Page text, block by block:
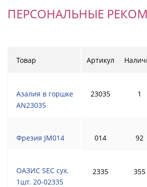
ПЕРСОНАЛЬНЫЕ
Товар
Азалия в горшке
AN23035
Фрезия JM014
ОАЗИС SEC сух.
1шт. 20-02335
Артикул
23035 1
014 92
2335 355